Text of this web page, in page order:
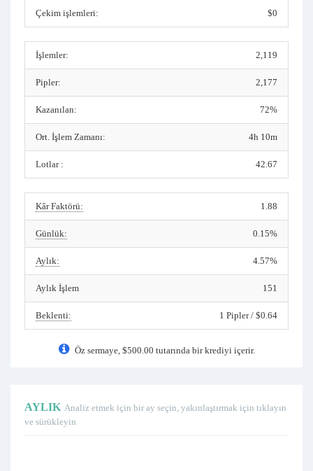
Çekim işlemleri: $0
İşlemler: 2,119
Pipler: 2,177
Kazanılan: 72%
Ort. İşlem Zamanı: 4h 10m
Lotlar : 42.67
Kâr Faktörü: 1.88
Günlük: 0.15%
Aylık: 4.57%
Aylık İşlem 151
Beklenti: 1 Pipler / $0.64
Öz sermaye, $500.00 tutarında bir krediyi içerir.
AYLIK Analiz etmek için bir ay seçin, yakınlaştırmak için tıklayın
ve sürükleyin